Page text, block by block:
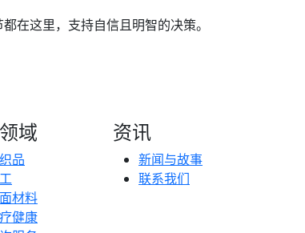
在这里，支持自信且明智的决策。
域
品
材料
健康
资讯
新闻与故事
联系我们